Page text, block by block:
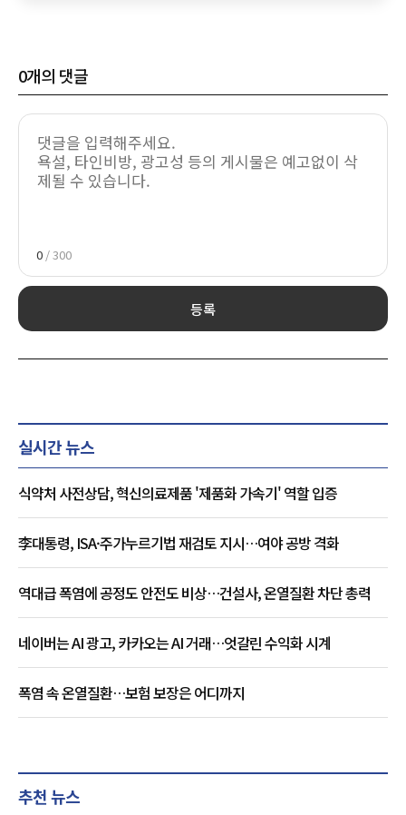
0개의 댓글
0 / 300
등록
실시간 뉴스
식약처 사전상담, 혁신의료제품 '제품화 가속기' 역할 입증
李대통령, ISA·주가누르기법 재검토 지시…여야 공방 격화
역대급 폭염에 공정도 안전도 비상…건설사, 온열질환 차단 총력
네이버는 AI 광고, 카카오는 AI 거래…엇갈린 수익화 시계
폭염 속 온열질환…보험 보장은 어디까지
추천 뉴스